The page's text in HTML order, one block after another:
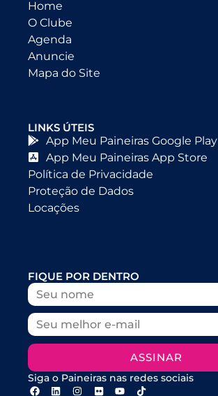
Home
O Clube
Agenda
Anuncie
Mapa do Site
LINKS ÚTEIS
App Meu Paineiras Google Play
App Meu Paineiras App Store
Política de Privacidade
Proteção de Dados
Locações
FIQUE POR DENTRO
ASSINAR
Siga o Paineiras nas redes sociais